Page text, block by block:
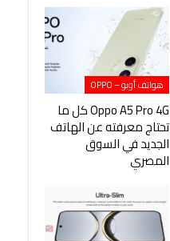
هواتف أوبو – OPPO
Oppo A5 Pro 4G كل ما
تحتاج معرفته عن الهاتف
الجديد في السوق
المصري